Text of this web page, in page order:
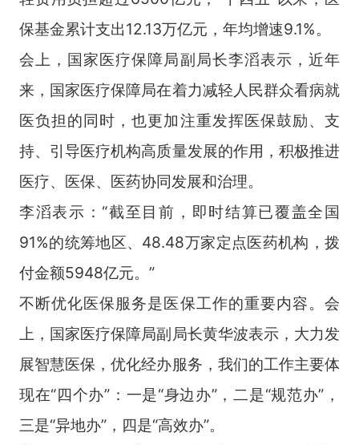
保基金累计支出12.13万亿元，年均增速9.1%。
会上，国家医疗保障局副局长李滔表示，近年
来，国家医疗保障局在着力减轻人民群众看病就
医负担的同时，也更加注重发挥医保鼓励、支
持、引导医疗机构高质量发展的作用，积极推进
医疗、医保、医药协同发展和治理。
李滔表示：“截至目前，即时结算已覆盖全国
91%的统筹地区、 48.48万家定点医药机构，拨
付金额5948亿元。”
不断优化医保服务是医保工作的重要内容。会
上，国家医疗保障局副局长黄华波表示，大力发
展智慧医保，优化经办服务，我们的工作主要体
现在“四个办”：一是“身边办”，二是“规范办”，
三是“异地办”，四是“高效办”。